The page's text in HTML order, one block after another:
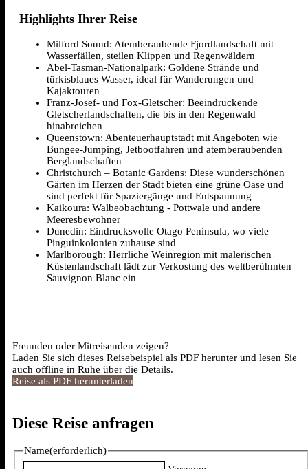
Highlights Ihrer Reise
Milford Sound: Atemberaubende Fjordlandschaft mit
Wasserfällen, steilen Klippen und Regenwäldern
Abel-Tasman-Nationalpark: Goldene Strände und
türkisblaues Wasser, ideal für Wanderungen und
Kajaktouren
Franz-Josef- und Fox-Gletscher: Beeindruckende
Gletscherlandschaften, die bis in den Regenwald
hinabreichen
Queenstown: Abenteuerhauptstadt mit Angeboten wie
Bungee-Jumping, Jetbootfahren und atemberaubenden
Berglandschaften
Christchurch – Botanic Gardens: Diese wunderschönen
Gärten im Herzen der Stadt bieten eine grüne Oase und
sind perfekt für Spaziergänge und Entspannung
Kaikoura: Walbeobachtung - Pottwale und andere
Meeresbewohner
Dunedin: Eindrucksvolle Otago Peninsula, wo viele
Pinguinkolonien zuhause sind
Marlborough: Herrliche Weinregion mit malerischen
Küstenlandschaft lädt zur Verkostung des weltberühmten
Sauvignon Blanc ein
Freunden oder Mitreisenden zeigen?
Laden Sie sich dieses Reisebeispiel als PDF herunter und lesen Sie
auch offline in Ruhe über die Details.
Reise als PDF herunterladen
Diese Reise anfragen
Name(erforderlich)